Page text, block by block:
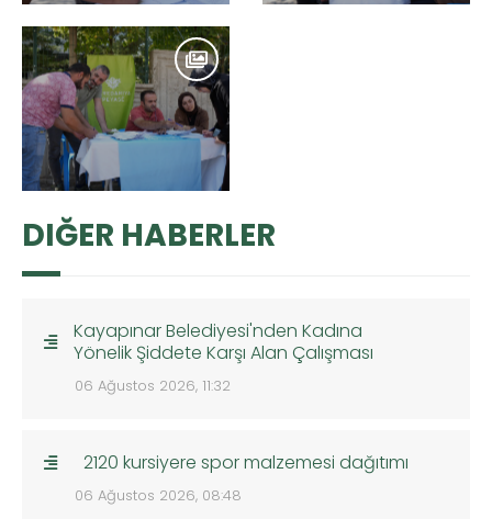
DIĞER HABERLER
Kayapınar Belediyesi'nden Kadına
Yönelik Şiddete Karşı Alan Çalışması
06 Ağustos 2026, 11:32
2120 kursiyere spor malzemesi dağıtımı
06 Ağustos 2026, 08:48